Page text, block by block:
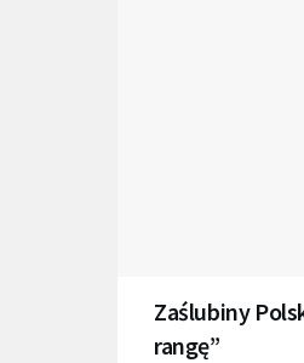
Zaślubiny
rangę”